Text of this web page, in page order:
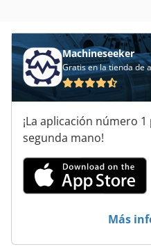
Machineseeker
Gratis en la tienda de
¡La aplicación número
segunda mano!
Más